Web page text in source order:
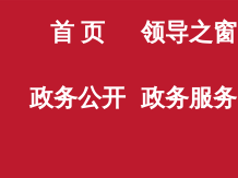
首 页 领导之窗
政务公开 政务服务